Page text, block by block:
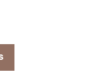
"de
les événements